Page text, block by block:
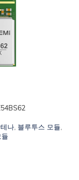
나 블루투스 모듈